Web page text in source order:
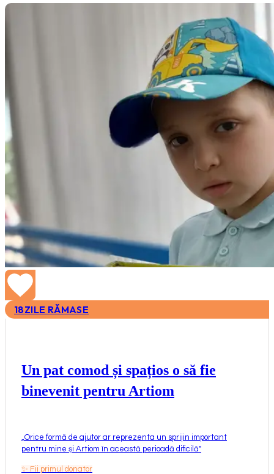
18ZILE RĂMASE
Un pat comod și spațios o să fie
binevenit pentru Artiom
Orice formă de ajutor ar reprezenta un sprijin important
pentru mine și Artiom în această perioadă dificilă"
✨ Fii primul donator